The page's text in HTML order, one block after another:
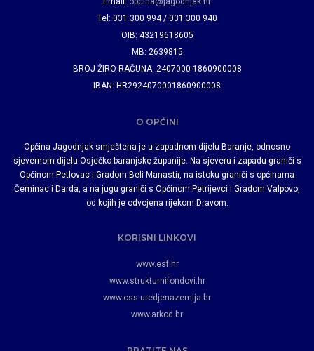
Tel: 031 300 994 / 031 300 940
OIB: 43219618605
MB: 2639815
BROJ ŽIRO RAČUNA: 2407000-1860900008
IBAN: HR2924070001860900008
O OPĆINI
Općina Jagodnjak smještena je u zapadnom dijelu Baranje, odnosno
sjevernom dijelu Osječko-baranjske županije. Na sjeveru i zapadu graniči s
Općinom Petlovac i Gradom Beli Manastir, na istoku graniči s općinama
Čeminac i Darda, a na jugu graniči s Općinom Petrijevci i Gradom Valpovo,
od kojih je odvojena rijekom Dravom.
KORISNI LINKOVI
www.esf.hr
www.strukturnifondovi.hr
www.oss.uredjenazemlja.hr
www.arkod.hr